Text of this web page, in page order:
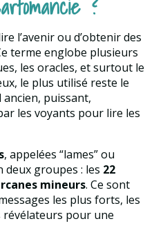
?
l’avenir ou d’obtenir des
terme englobe plusieurs
les oracles, et surtout le
le plus utilisé reste le
puissant,
les voyants pour lire les
, appelées “lames” ou
deux groupes : les 22
mineurs. Ce sont
les plus forts, les
révélateurs pour une